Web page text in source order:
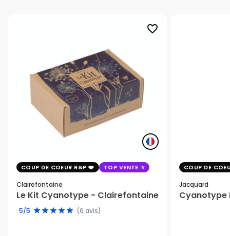
favorite_border
COUP DE COEUR R&P TOP VENTE
Clairefontaine
Le Kit Cyanotype - Clairefontaine
5/5 (6 avis)
COUP DE
Jacquard
Cyanotype